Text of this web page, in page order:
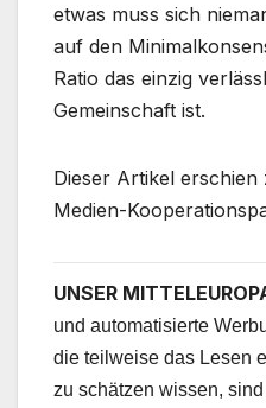
etwas muss sich
auf den
Ratio das einzig
Gemeinschaft ist.
Dieser Artikel
Medien-
UNSER
und automatisierte
die teilweise das Lesen
zu schätzen wissen,